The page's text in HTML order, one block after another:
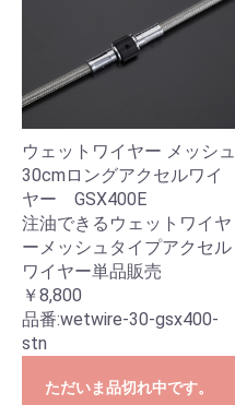
ウェットワイヤー メッシュ
30cmロングアクセルワイ
ヤー GSX400E
注油できるウェットワイヤ
ーメッシュタイプアクセル
ワイヤー単品販売
￥8,800
品番:wetwire-30-gsx400-
stn
ただいま品切れ中です。